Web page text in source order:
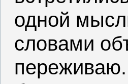
одной
словами